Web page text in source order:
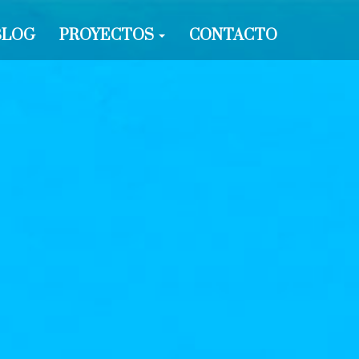
PROYECTOS CONTACTO